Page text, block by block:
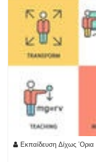
Εκπαίδευση Δίχως 'Ορια